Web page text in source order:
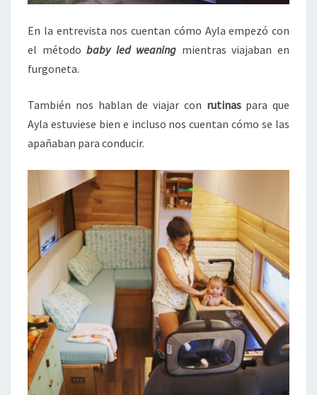
En la entrevista nos cuentan cómo Ayla empezó con
el métodobaby led weaning mientras viajaban en
furgoneta.
También nos hablan de viajar con rutinaspara que
Ayla estuviese bien e incluso nos cuentan cómo se las
apañaban para conducir.